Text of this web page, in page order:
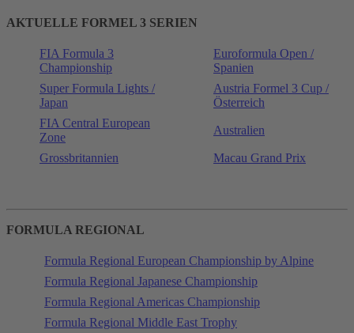
AKTUELLE FORMEL 3 SERIEN
FIA Formula 3
Championship
Euroformula Open /
Spanien
Super Formula Lights /
Japan
Austria Formel 3 Cup /
Österreich
FIA Central European
Zone
Australien
Grossbritannien Macau Grand Prix
FORMULA REGIONAL
Formula Regional European Championship by Alpine
Formula Regional Japanese Championship
Formula Regional Americas Championship
Formula Regional Middle East Trophy